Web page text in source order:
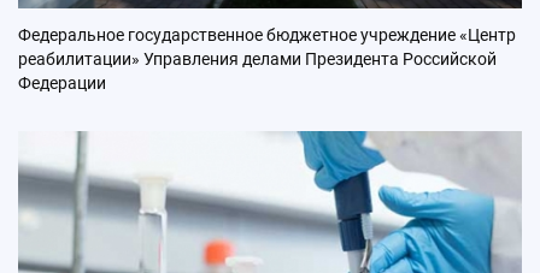
Федеральное государственное бюджетное учреждение «Центр
реабилитации» Управления делами Президента Российской
Федерации